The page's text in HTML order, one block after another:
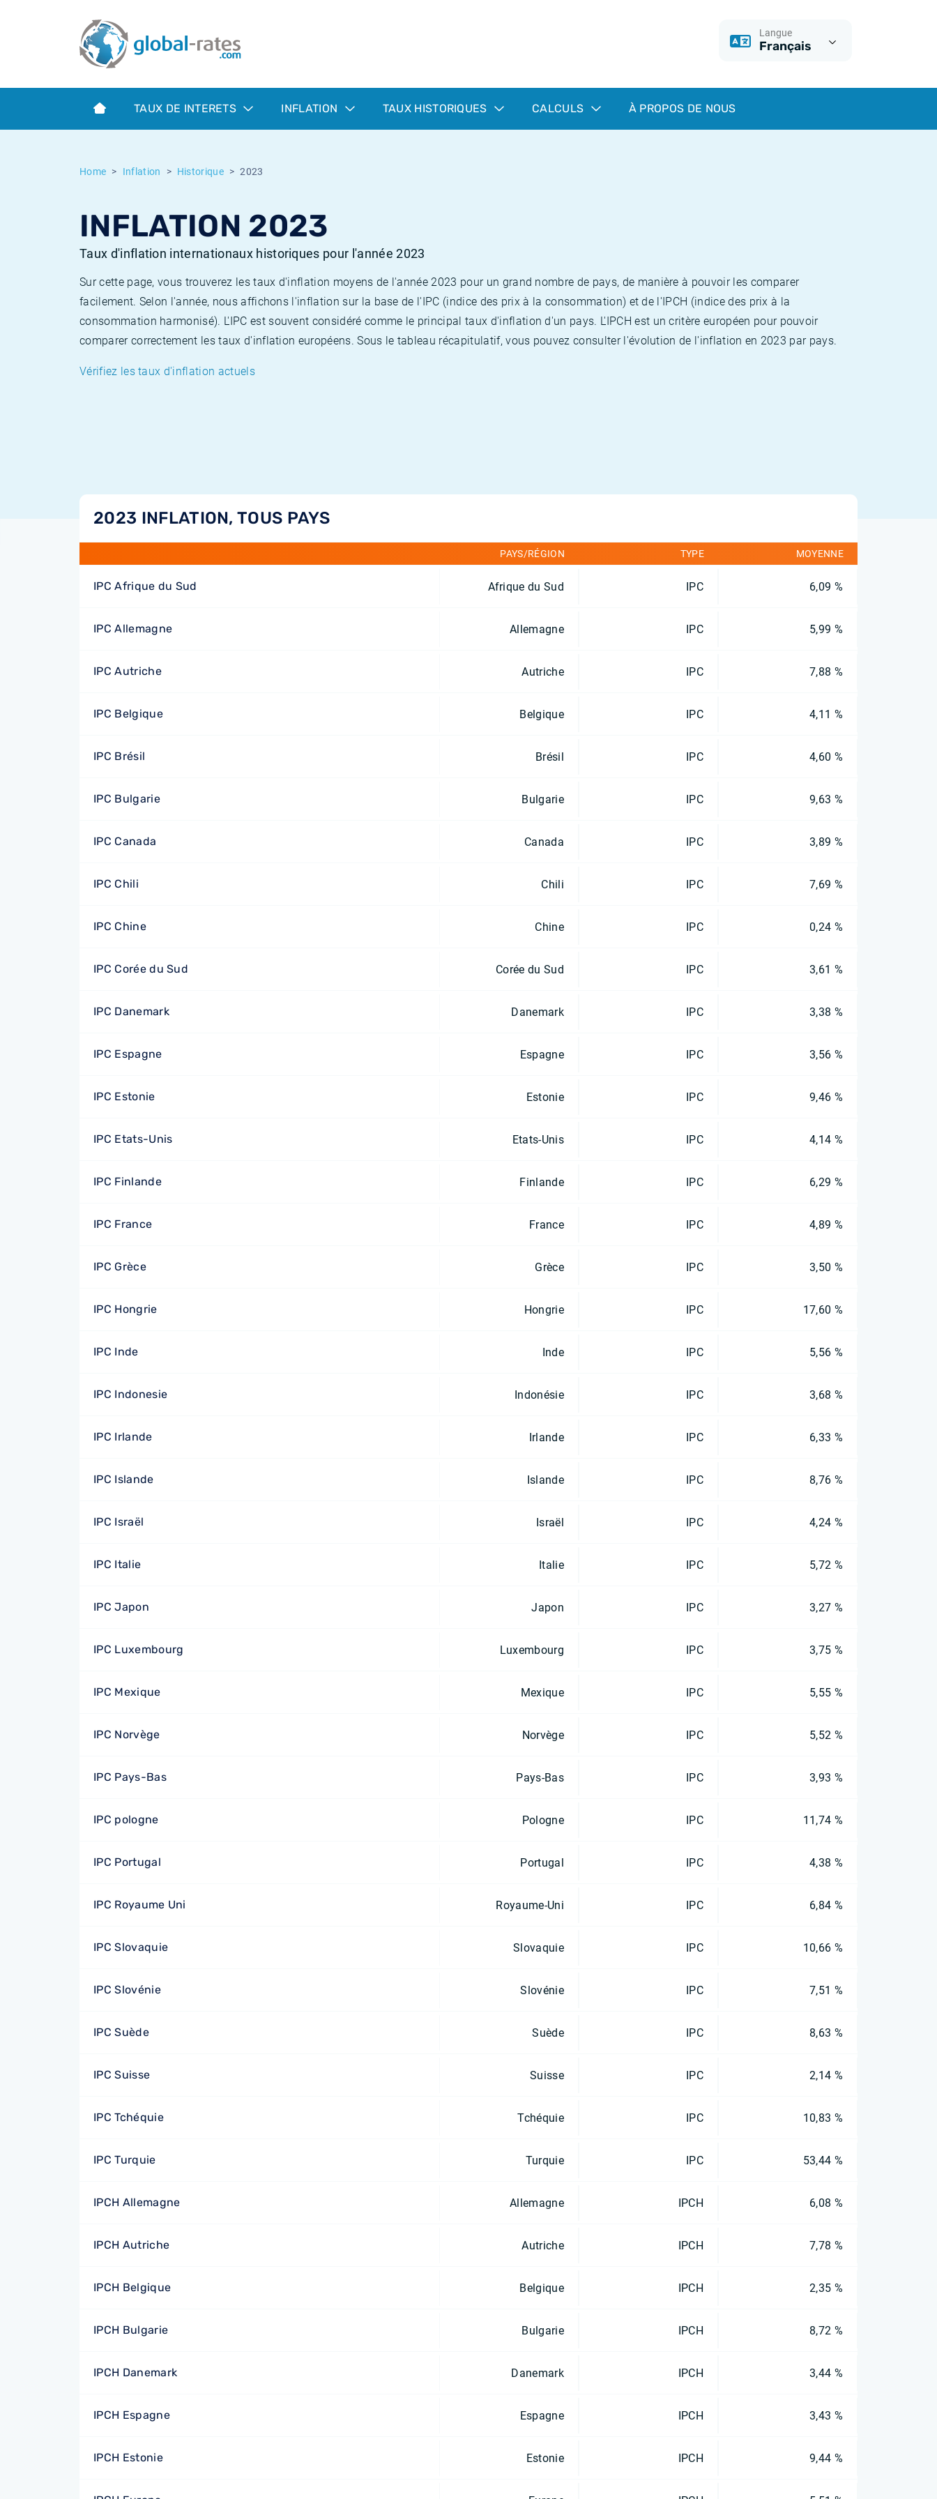
Langue
Français
TAUX DE INTERETS INFLATION TAUX HISTORIQUES CALCULS À PROPOS DE NOUS
Home Inflation Historique 2023
INFLATION 2023
Taux d'inflation internationaux historiques pour l'année 2023
Sur cette page, vous trouverez les taux d'inflation moyens de l'année 2023 pour un grand nombre de pays, de manière à pouvoir les comparer
facilement. Selon l'année, nous affichons l'inflation sur la base de l'IPC (indice des prix à la consommation) et de l'IPCH (indice des prix à la
consommation harmonisé). L'IPC est souvent considéré comme le principal taux d'inflation d'un pays. L'IPCH est un critère européen pour pouvoir
comparer correctement les taux d'inflation européens. Sous le tableau récapitulatif, vous pouvez consulter l'évolution de l'inflation en 2023 par pays.
Vérifiez les taux d'inflation actuels
2023 INFLATION, TOUS PAYS
PAYS/RÉGION TYPE MOYENNE
IPC Afrique du Sud Afrique du Sud IPC 6,09 %
IPC Allemagne Allemagne IPC 5,99 %
IPC Autriche Autriche IPC 7,88 %
IPC Belgique Belgique IPC 4,11 %
IPC Brésil Brésil IPC 4,60 %
IPC Bulgarie Bulgarie IPC 9,63 %
IPC Canada Canada IPC 3,89 %
IPC Chili Chili IPC 7,69 %
IPC Chine Chine IPC 0,24 %
IPC Corée du Sud Corée du Sud IPC 3,61 %
IPC Danemark Danemark IPC 3,38 %
IPC Espagne Espagne IPC 3,56 %
IPC Estonie Estonie IPC 9,46 %
IPC Etats-Unis Etats-Unis IPC 4,14 %
IPC Finlande Finlande IPC 6,29 %
IPC France France IPC 4,89 %
IPC Grèce Grèce IPC 3,50 %
IPC Hongrie Hongrie IPC 17,60 %
IPC Inde Inde IPC 5,56 %
IPC Indonesie Indonésie IPC 3,68 %
IPC Irlande Irlande IPC 6,33 %
IPC Islande Islande IPC 8,76 %
IPC Israël Israël IPC 4,24 %
IPC Italie Italie IPC 5,72 %
IPC Japon Japon IPC 3,27 %
IPC Luxembourg Luxembourg IPC 3,75 %
IPC Mexique Mexique IPC 5,55 %
IPC Norvège Norvège IPC 5,52 %
IPC Pays-Bas Pays-Bas IPC 3,93 %
IPC pologne Pologne IPC 11,74 %
IPC Portugal Portugal IPC 4,38 %
IPC Royaume Uni Royaume-Uni IPC 6,84 %
IPC Slovaquie Slovaquie IPC 10,66 %
IPC Slovénie Slovénie IPC 7,51 %
IPC Suède Suède IPC 8,63 %
IPC Suisse Suisse IPC 2,14 %
IPC Tchéquie Tchéquie IPC 10,83 %
IPC Turquie Turquie IPC 53,44 %
IPCH Allemagne Allemagne IPCH 6,08 %
IPCH Autriche Autriche IPCH 7,78 %
IPCH Belgique Belgique IPCH 2,35 %
IPCH Bulgarie Bulgarie IPCH 8,72 %
IPCH Danemark Danemark IPCH 3,44 %
IPCH Espagne Espagne IPCH 3,43 %
IPCH Estonie Estonie IPCH 9,44 %
Term SOFR
Qu'est-ce que l'inflation IPC?
Qu'est-ce que l'inflation IPCH?
Taux Euribor historiques
Taux ESTER historiques
Taux d'inflation historiques
Calculateur d’inflation